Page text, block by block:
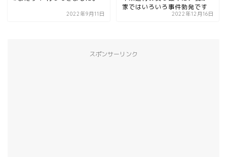
2022年9月11日
家ではいろいろ事件勃発です
2022年12月16日
スポンサーリンク